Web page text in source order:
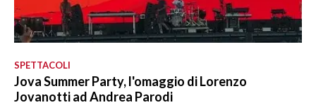
SPETTACOLI
Jova Summer Party, l'omaggio di Lorenzo
Jovanotti ad Andrea Parodi